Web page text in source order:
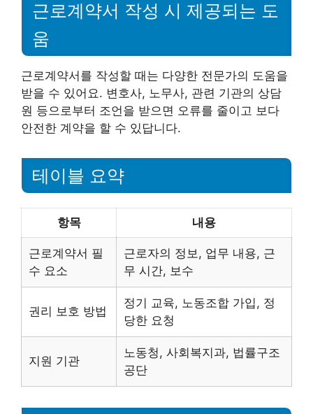
근로계약서 작성 시 제공되는 도
움
근로계약서를 작성할 때는 다양한 전문가의 도움을
받을 수 있어요. 변호사, 노무사, 관련 기관의 상담
원 등으로부터 조언을 받으면 오류를 줄이고 보다
안전한 계약을 할 수 있답니다.
테이블 요약
항목 내용
근로계약서 필
수 요소
근로자의 정보, 업무 내용, 근
무 시간, 보수
권리 보호 방법
정기 교육, 노동조합 가입, 정
당한 요청
지원 기관
노동청, 사회복지과, 법률구조
공단